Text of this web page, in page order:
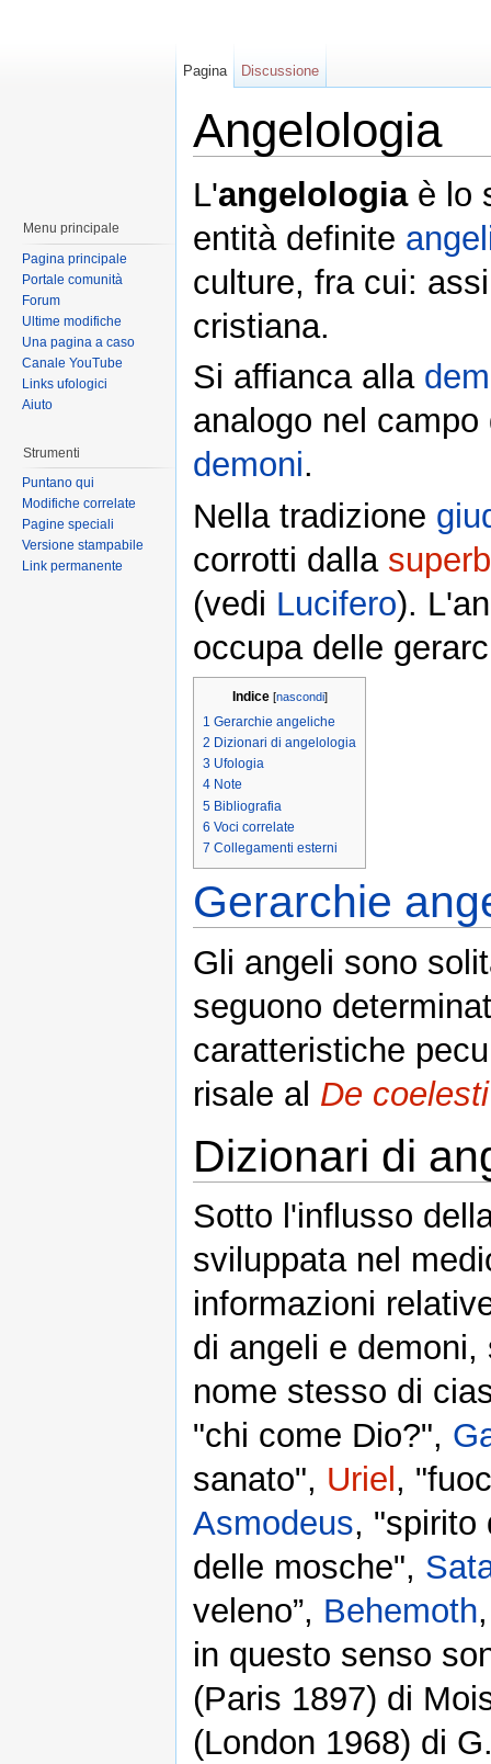
Angelologia
L'angelologiaè lo
entità definite
culture, fra cui:
cristiana.
Si affianca alla
analogo nel
demoni.
Nella tradizione
corrotti dalla
(vedi Lucifero).
occupa delle
Indice [nascondi]
1 Gerarchie angeliche
2 Dizionari di angelologia
3 Ufologia
4 Note
5 Bibliografia
6 Voci correlate
7 Collegamenti esterni
Gerarchie
Gli angeli sono
seguono
caratteristiche
risale al De
Dizionari di
Sotto l'influsso
sviluppata nel
informazioni
di angeli e
nome stesso di
"chi come Dio?",
sanato", Uriel ,
Asmodeus,
delle mosche",
veleno”, Behemoth
in questo senso
(Paris 1897) di
(London 1968) di
Pagina Discussione
Menu principale
Pagina principale
Portale comunità
Forum
Ultime modifiche
Una pagina a caso
Canale YouTube
Links ufologici
Aiuto
Strumenti
Puntano qui
Modifiche correlate
Pagine speciali
Versione stampabile
Link permanente